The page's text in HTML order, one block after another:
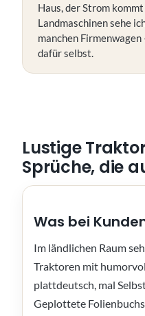
Haus, der Strom
Landmaschinen sehe
manchen
dafür selbst.
Lustige
Sprüche, die
Was bei
Im ländlichen Raum
Traktoren mit
plattdeutsch, mal
Geplottete